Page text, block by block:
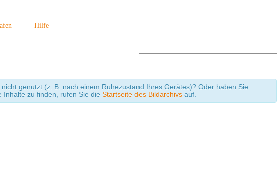
Hilfe
genutzt (z. B. nach einem Ruhezustand Ihres Gerätes)? Oder haben Sie
Inhalte zu finden, rufen Sie die Startseite des Bildarchivs auf.